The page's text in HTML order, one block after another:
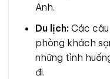
Anh.
Du lịch:Các câu
phòng khách
những tình
đi.